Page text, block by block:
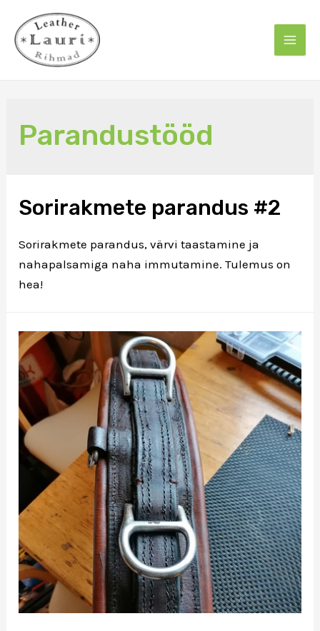
content
Parandustööd
Sorirakmete parandus #2
Sorirakmete parandus, värvi taastamine ja
nahapalsamiga naha immutamine. Tulemus on
hea!